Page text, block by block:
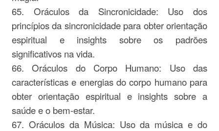
65. Oráculos da Sincronicidade: Uso dos
princípios da sincronicidade para obter orientação
espiritual e insights sobre os padrões
significativos na vida.
66. Oráculos do Corpo Humano: Uso das
características e energias do corpo humano para
obter orientação espiritual e insights sobre a
saúde e o bem-estar.
67. Oráculos da Música: Uso da música e do